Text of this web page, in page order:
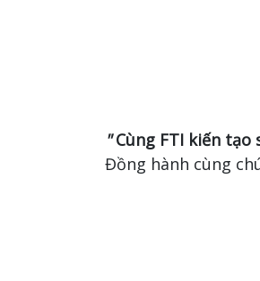
"Cùng FTI kiến tạo
Đồng hành cùng